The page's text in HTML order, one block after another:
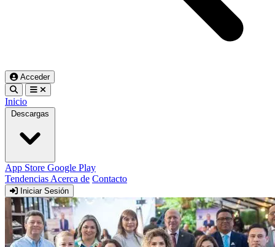
Acceder
Inicio
Descargas
App Store Google Play
Tendencias Acerca de Contacto
Iniciar Sesión